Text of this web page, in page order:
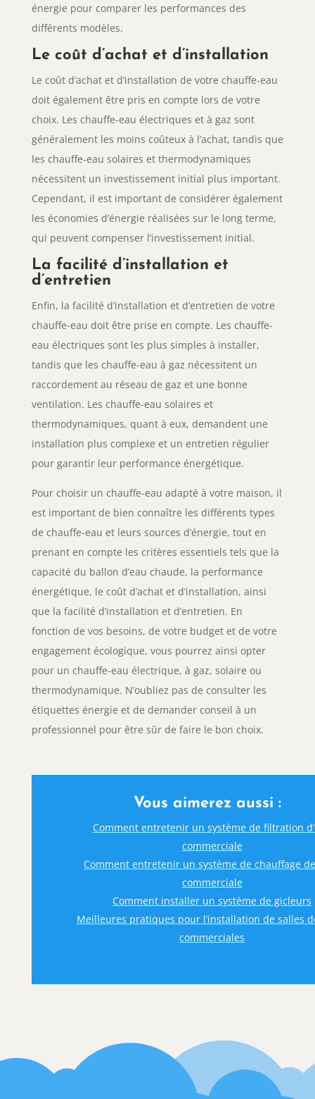
énergie pour comparer les performances des
différents modèles.
Le coût d’achat et d’installation
Le coût d’achat et d’installation de votre chauffe-eau
doit également être pris en compte lors de votre
choix. Les chauffe-eau électriques et à gaz sont
généralement les moins coûteux à l’achat, tandis que
les chauffe-eau solaires et thermodynamiques
nécessitent un investissement initial plus important.
Cependant, il est important de considérer également
les économies d’énergie réalisées sur le long terme,
qui peuvent compenser l’investissement initial.
La facilité d’installation et
d’entretien
Enfin, la facilité d’installation et d’entretien de votre
chauffe-eau doit être prise en compte. Les chauffe-
eau électriques sont les plus simples à installer,
tandis que les chauffe-eau à gaz nécessitent un
raccordement au réseau de gaz et une bonne
ventilation. Les chauffe-eau solaires et
thermodynamiques, quant à eux, demandent une
installation plus complexe et un entretien régulier
pour garantir leur performance énergétique.
Pour choisir un chauffe-eau adapté à votre maison, il
est important de bien connaître les différents types
de chauffe-eau et leurs sources d’énergie, tout en
prenant en compte les critères essentiels tels que la
capacité du ballon d’eau chaude, la performance
énergétique, le coût d’achat et d’installation, ainsi
que la facilité d’installation et d’entretien. En
fonction de vos besoins, de votre budget et de votre
engagement écologique, vous pourrez ainsi opter
pour un chauffe-eau électrique, à gaz, solaire ou
thermodynamique. N’oubliez pas de consulter les
étiquettes énergie et de demander conseil à un
professionnel pour être sûr de faire le bon choix.
Vous aimerez aussi :
Comment entretenir un système de filtration
commerciale
Comment entretenir un système de chauffage de
commerciale
Comment installer un système de gicleurs
Meilleures pratiques pour l’installation de salles
commerciales